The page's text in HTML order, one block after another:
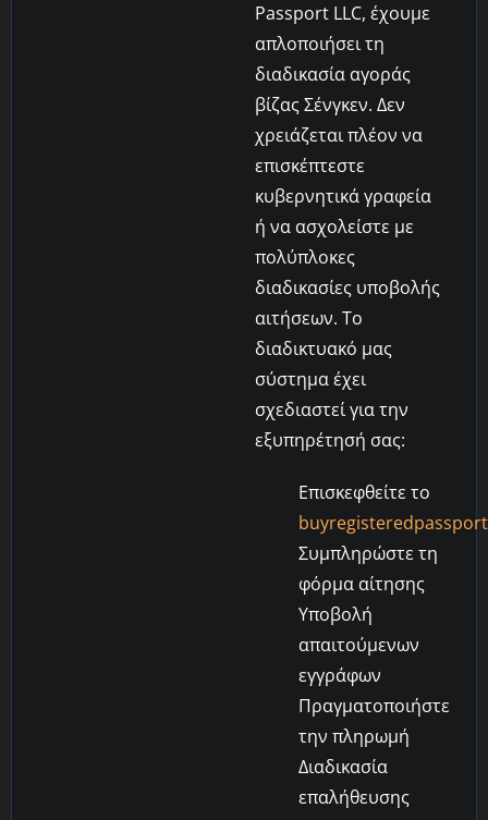
Passport LLC, έχουμε
απλοποιήσει τη
διαδικασία αγοράς
βίζας Σένγκεν. Δεν
χρειάζεται πλέον να
επισκέπτεστε
κυβερνητικά γραφεία
ή να ασχολείστε με
πολύπλοκες
διαδικασίες υποβολής
αιτήσεων. Το
διαδικτυακό μας
σύστημα έχει
σχεδιαστεί για την
εξυπηρέτησή σας:
Επισκεφθείτε το
Συμπληρώστε τη
φόρμα αίτησης
Υποβολή
απαιτούμενων
εγγράφων
Πραγματοποιήστε
την πληρωμή
Διαδικασία
επαλήθευσης